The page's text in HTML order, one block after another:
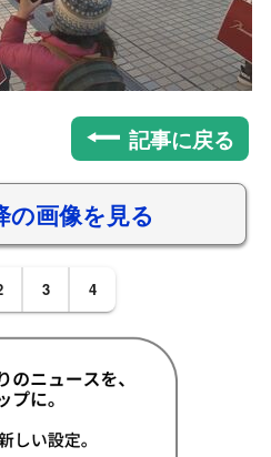
記事に戻る
の画像を見る
3 4